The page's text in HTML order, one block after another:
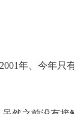
年、今年只